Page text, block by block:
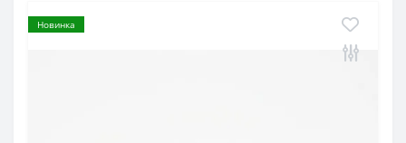
Новинка